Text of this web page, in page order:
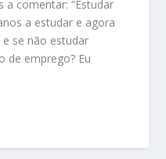
a comentar: “Estudar
a estudar e agora
se não estudar
de emprego? Eu